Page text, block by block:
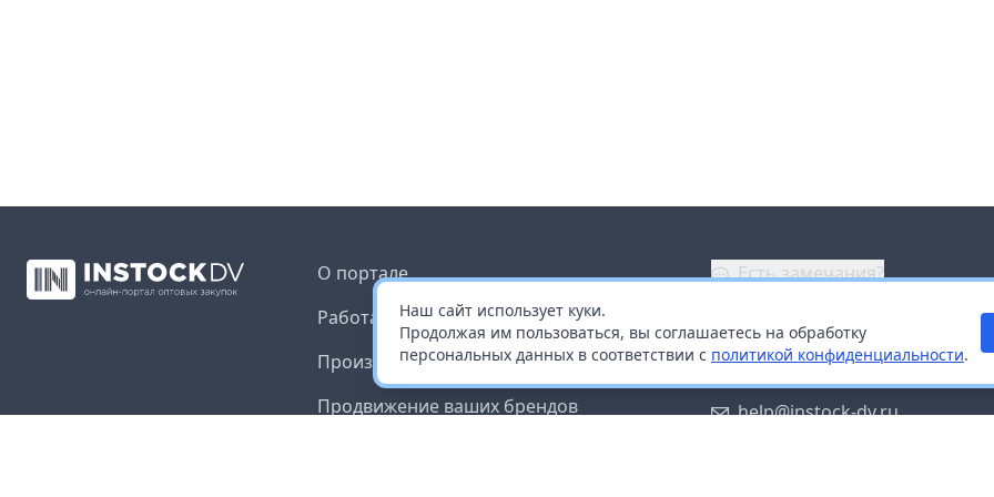
Наш сайт использует куки.
Продолжая им пользоваться, вы соглашаетесь на обработку
персональных данных в соответствии с политикой конфиденциальности.
О портале
Работа с платформой
Производителям и дистрибьюторам
Продвижение ваших брендов
Есть замечания?
Заказать звонок
help@instock-dv.ru